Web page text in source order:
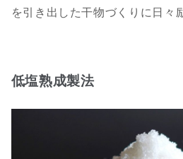
を引き出した干物づくりに日々
低塩熟成製法